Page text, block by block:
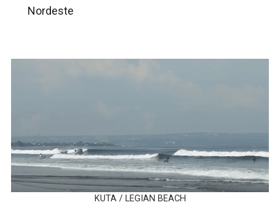
Nordeste
KUTA / LEGIAN BEACH